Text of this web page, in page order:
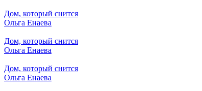
Дом, который снится
Ольга Енаева
Дом, который снится
Ольга Енаева
Дом, который снится
Ольга Енаева